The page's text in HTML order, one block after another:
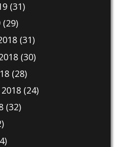
(31)
(29)
(31)
(30)
(28)
(24)
(32)